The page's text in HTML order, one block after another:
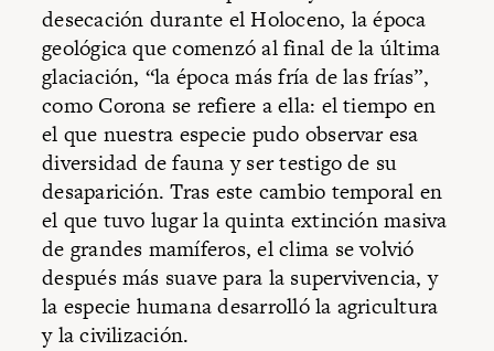
desecación durante el Holoceno, la época
geológica que comenzó al final de la última
glaciación, “la época más fría de las frías”,
como Corona se refiere a ella: el tiempo en
el que nuestra especie pudo observar esa
diversidad de fauna y ser testigo de su
desaparición. Tras este cambio temporal en
el que tuvo lugar la quinta extinción masiva
de grandes mamíferos, el clima se volvió
después más suave para la supervivencia, y
la especie humana desarrolló la agricultura
y la civilización.